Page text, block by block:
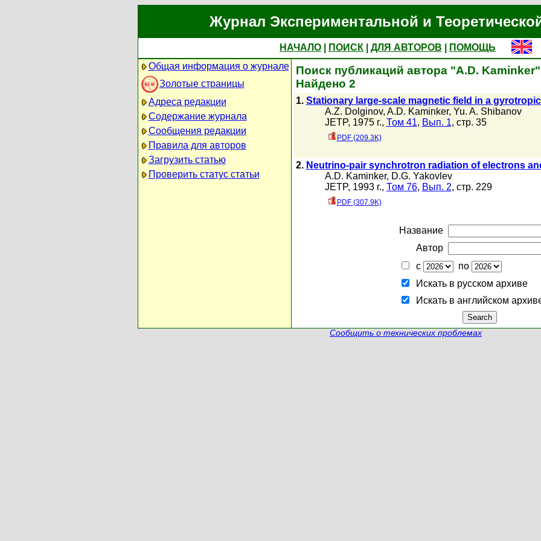
Журнал Экспериментальной и
НАЧАЛО ПОИСК ДЛЯ АВТОРОВ
ПОМОЩЬ
Общая информация о журнале
Золотые страницы
Адреса редакции
Содержание журнала
Сообщения редакции
Правила для авторов
Загрузить статью
Проверить статус статьи
Поиск публикаций автора "A.D. Kaminker"
Найдено 2
1. Stationary large-scale magnetic field in a
A.Z. Dolginov, A.D. Kaminker, Yu. A. Shibanov
JETP, 1975 г., Том 41, Вып. 1, стр. 35
PDF (209.3K)
2. Neutrino-pair synchrotron radiation of electrons
A.D. Kaminker, D.G. Yakovlev
JETP, 1993 г., Том 76, Вып. 2, стр. 229
PDF (307.9K)
Название
Автор
с
по
Искать в русском архиве
Искать в английском
Сообщить о технических проблемах